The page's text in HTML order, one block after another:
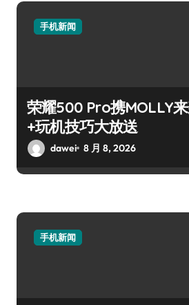
手机新闻
荣耀500 Pro携MOLLY
+玩机技巧大放送
dawei 8 月 8, 2026
手机新闻